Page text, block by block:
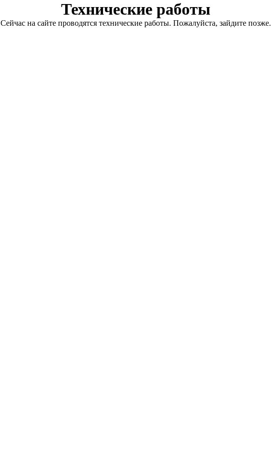
Технические работы
Сейчас на сайте проводятся технические работы. Пожалуйста, зайдите позже.